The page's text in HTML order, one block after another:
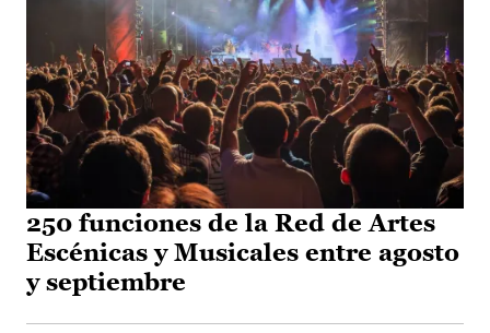
250 funciones de la Red de Artes
Escénicas y Musicales entre agosto
y septiembre